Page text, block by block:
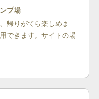
プ場
帰りがてら楽しめま
できます。サイトの場